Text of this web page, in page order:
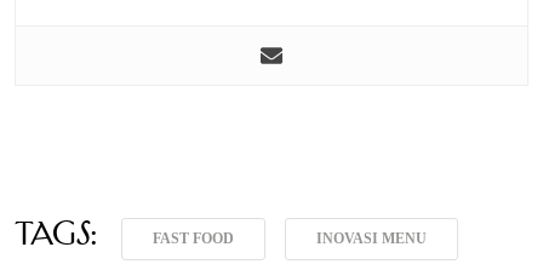
Tags: FAST FOOD INOVASI MENU